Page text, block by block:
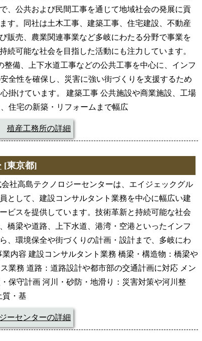
、公共および民間工事を通じて地域社会の発展に貢
す。同社は土木工事、建築工事、住宅建設、不動産
販売、農業関連事業など多岐にわたる分野で事業を
続可能な社会を目指した活動にも注力しています。
整備、上下水道工事などの公共工事を中心に、インフ
全性を確保し、災害に強い街づくりを支援するため
掛けています。 建築工事 公共施設や商業施設、工場
住宅の新築・リフォームまで幅広
殖産工務所の詳細
[東京都]
社高島テクノロジーセンターは、エイジェックグル
として、建設コンサルタント業務を中心に幅広い建
ビスを提供しています。技術革新と持続可能な社会
橋梁や道路、上下水道、港湾・空港といったインフ
、環境保全や街づくりの計画・設計まで、多岐にわ
内容 建設コンサルタント業務 橋梁・構造物：橋梁や
業務 道路：道路設計や都市部の交通計画に対応 メン
保守計画 河川・砂防・地滑り：災害対策や河川整
質・基
ーセンターの詳細